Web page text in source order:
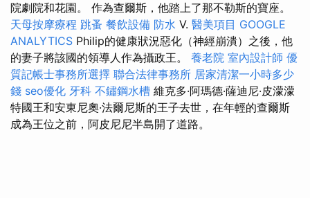
院劇院和花園。 作為查爾斯，他踏上了那不勒斯的寶座。
天母按摩療程 跳蚤 餐飲設備 防水 V. 醫美項目 GOOGLE
ANALYTICS Philip的健康狀況惡化（神經崩潰）之後，他
的妻子將該國的領導人作為攝政王。 養老院 室內設計師 優
質記帳士事務所選擇 聯合法律事務所 居家清潔一小時多少
錢 seo優化 牙科 不鏽鋼水槽 維克多·阿瑪德·薩迪尼·皮濛濛
特國王和安東尼奧·法爾尼斯的王子去世，在年輕的查爾斯
成為王位之前，阿皮尼尼半島開了道路。